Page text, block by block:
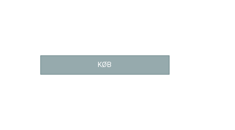
KØB